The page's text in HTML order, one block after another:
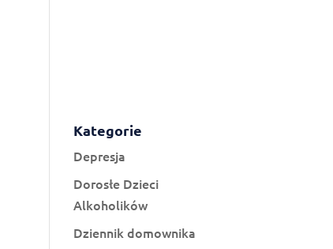
Kategorie
Depresja
Dorosłe Dzieci
Alkoholików
Dziennik domownika